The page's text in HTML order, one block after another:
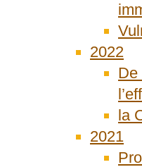
2022
De
la
2021